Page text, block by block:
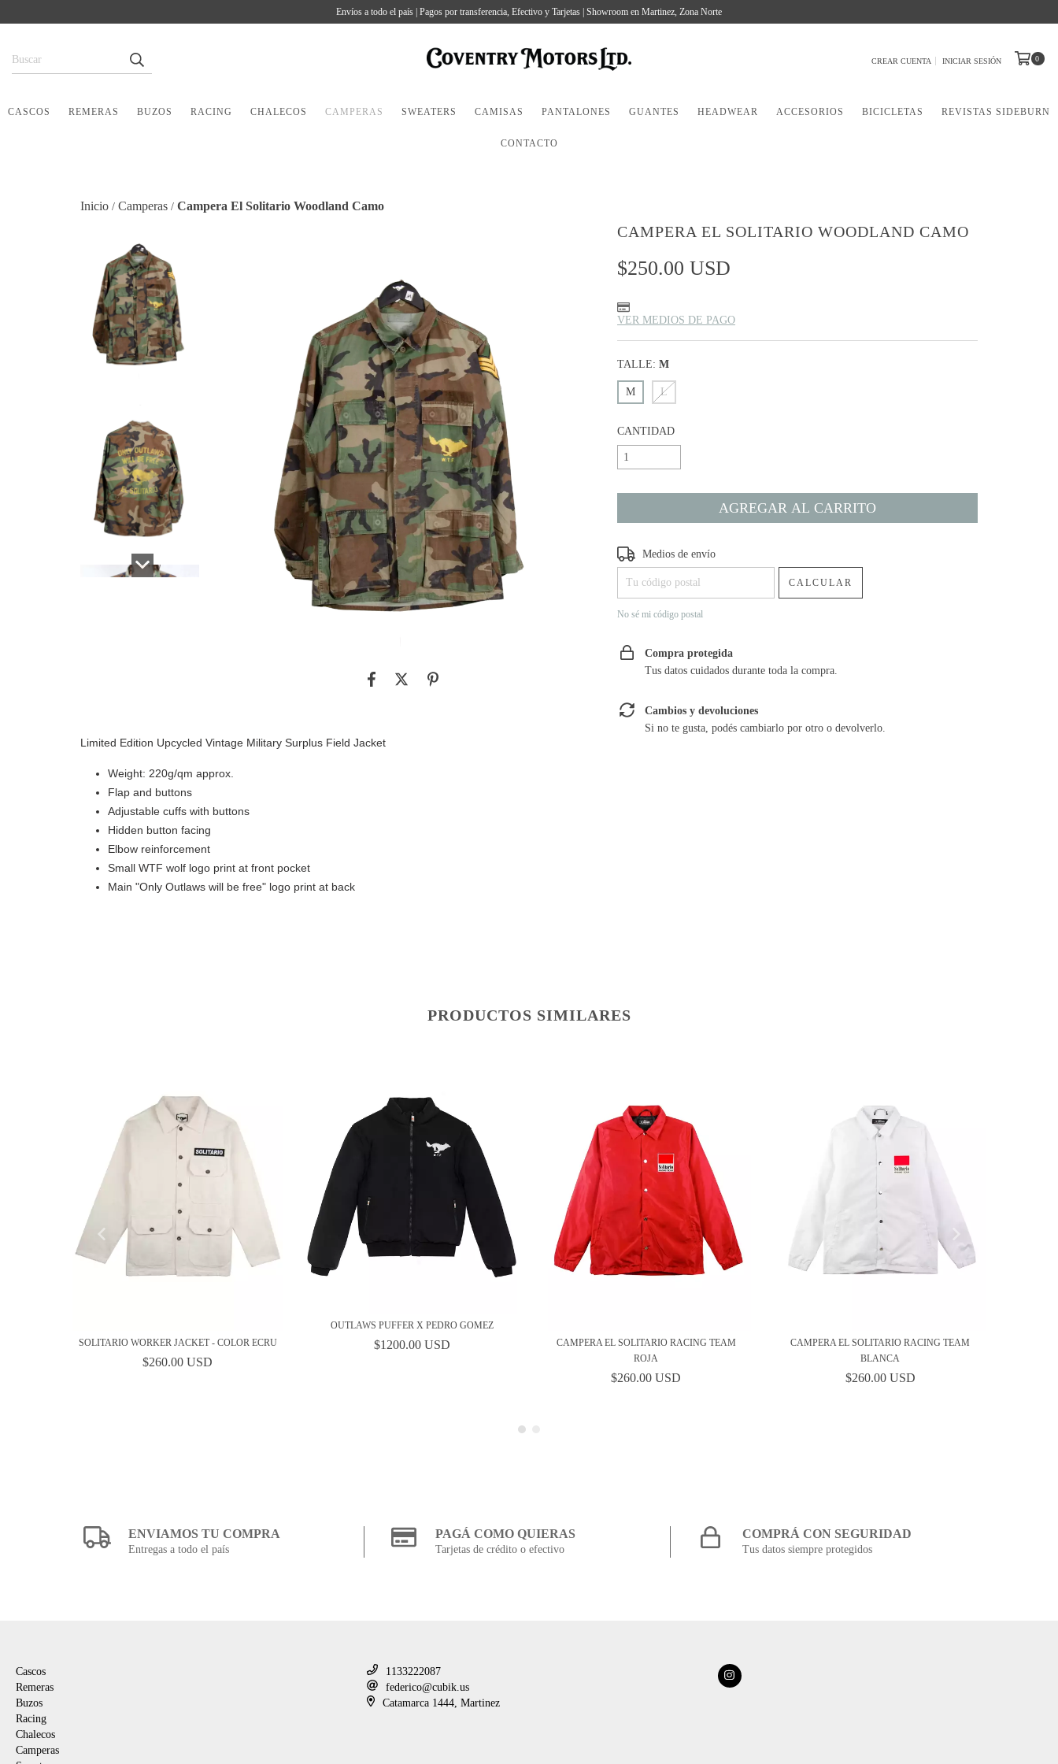
Envíos a todo el país | Pagos por transferencia, Efectivo y Tarjetas | Showroom en Martinez, Zona Norte
CREAR CUENTA INICIAR SESIÓN 0
CASCOS REMERAS BUZOS RACING CHALECOS CAMPERAS SWEATERS CAMISAS PANTALONES GUANTES HEADWEAR ACCESORIOS BICICLETAS REVISTAS SIDEBURN
CONTACTO
Inicio / Camperas / Campera El Solitario Woodland Camo
Limited Edition Upcycled Vintage Military Surplus Field Jacket
Weight: 220g/qm approx.
Flap and buttons
Adjustable cuffs with buttons
Hidden button facing
Elbow reinforcement
Small WTF wolf logo print at front pocket
Main "Only Outlaws will be free" logo print at back
CAMPERA EL SOLITARIO WOODLAND CAMO
$250.00 USD
VER MEDIOS DE PAGO
TALLE: M
M L
CANTIDAD
Entregas para el CP:
Medios de envío
CALCULAR
No sé mi código postal
Compra protegida
Tus datos cuidados durante toda la compra.
Cambios y devoluciones
Si no te gusta, podés cambiarlo por otro o devolverlo.
PRODUCTOS SIMILARES
SOLITARIO WORKER JACKET - COLOR ECRU
$260.00 USD
OUTLAWS PUFFER X PEDRO GOMEZ
$1200.00 USD
CAMPERA EL SOLITARIO RACING TEAM
ROJA
$260.00 USD
CAMPERA EL SOLITARIO RACING TEAM
BLANCA
$260.00 USD
ENVIAMOS TU COMPRA
Entregas a todo el país
PAGÁ COMO QUIERAS
Tarjetas de crédito o efectivo
COMPRÁ CON SEGURIDAD
Tus datos siempre protegidos
Cascos
Remeras
Buzos
Racing
Chalecos
Camperas
1133222087
federico@cubik.us
Catamarca 1444, Martinez